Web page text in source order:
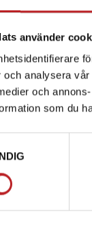
använder
och analysera
och
som du